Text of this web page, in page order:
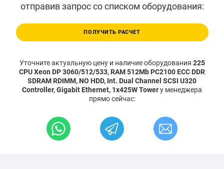
отправив запрос со списком оборудования:
ПОЛУЧИТЬ РАСЧЕТ
Уточните актуальную цену и наличие оборудования 225
CPU Xeon DP 3060/512/533, RAM 512Mb PC2100 ECC DDR
SDRAM RDIMM, NO HDD, Int. Dual Channel SCSI U320
Controller, Gigabit Ethernet, 1x425W Towerу менеджера
прямо сейчас: